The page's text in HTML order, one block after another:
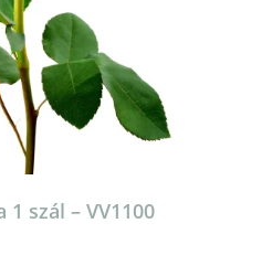
1 szál – VV1100